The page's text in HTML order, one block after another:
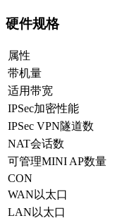
硬件规格
属性
带机量
适用带宽
IPSec加密性能
IPSec VPN隧道数
NAT会话数
可管理MINI AP数量
CON
WAN以太口
LAN以太口